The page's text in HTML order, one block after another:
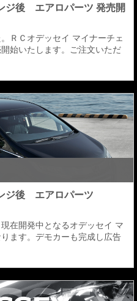
ジ後 エアロパーツ 発売開
ＲＣオデッセイ マイナーチェ
始いたします。ご注文いただ
順次発送予定となります。
ーツをご検討している皆様、
■フロントハーフスポイラー動
え、両サイドにダクトを配置、
拘りのディテ...
ジ後 エアロパーツ
在開発中となるオデッセイ マ
ます。デモカーも完成し広告
したのでご紹介させていただ
ていただきます現在１２月中
っております。発売まで間も
Ｃ後オーナーの皆様ご検討の
ロントハーフスポイ...